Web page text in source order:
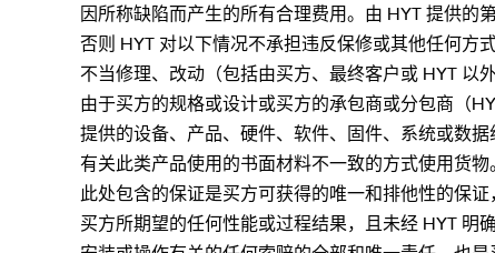
因所称缺陷而产生的所有合理费用。由 HYT 提供的
否则 HYT 对以下情况不承担违反保修或其他任何方
不当修理、改动（包括由买方、最终客户或 HYT 以
由于买方的规格或设计或买方的承包商或分包商（
提供的设备、产品、硬件、软件、固件、系统或数
有关此类产品使用的书面材料不一致的方式使用货
此处包含的保证是买方可获得的唯一和排他性的保
买方所期望的任何性能或过程结果，且未经 HYT 明